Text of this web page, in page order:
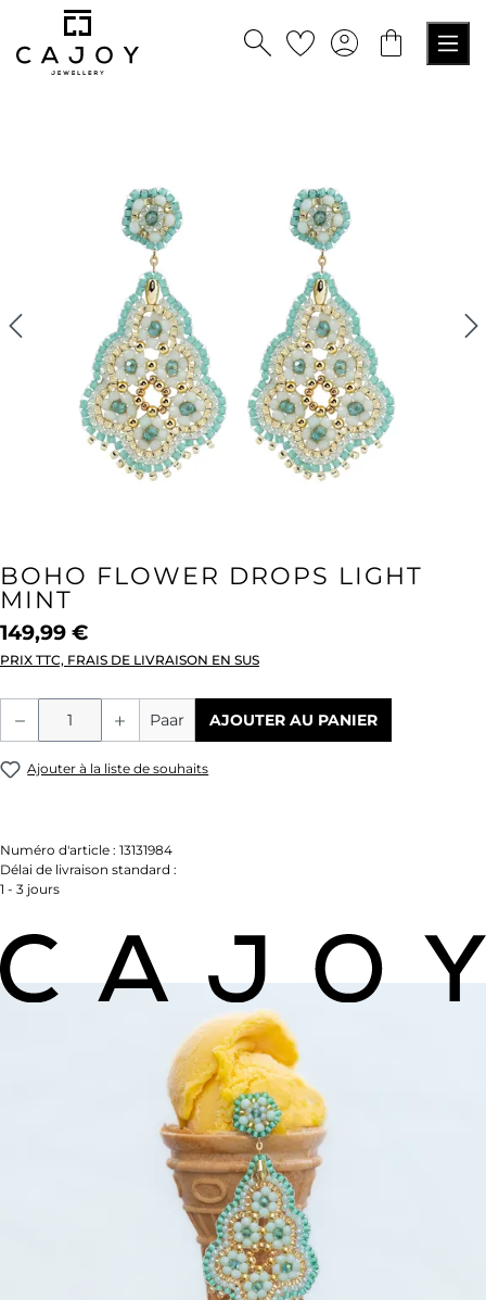
principal
BOHO FLOWER DROPS LIGHT
MINT
149,99 €
PRIX TTC, FRAIS DE LIVRAISON EN SUS
Quantité de produit : Entrez la
Paar AJOUTER AU PANIER
Ajouter à la liste de souhaits
Numéro d'article : 13131984
Délai de livraison standard :
1 - 3 jours